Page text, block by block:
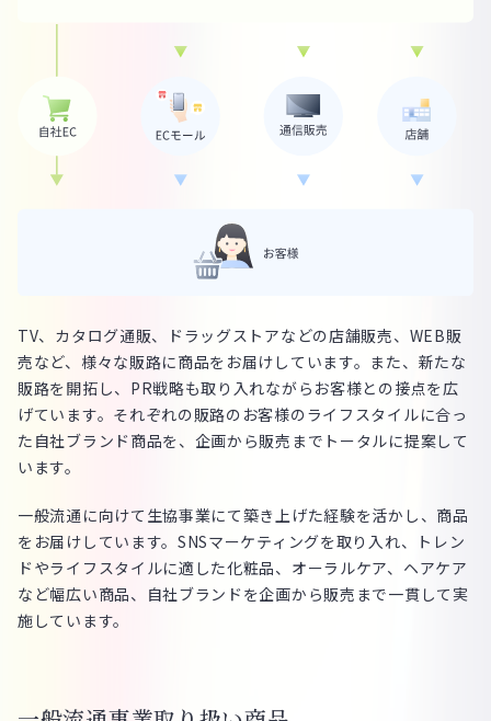
TV、カタログ通販、ドラッグストアなどの店舗販売、WEB販
売など、様々な販路に商品をお届けしています。また、新たな
販路を開拓し、PR戦略も取り入れながらお客様との接点を広
げています。それぞれの販路のお客様のライフスタイルに合っ
た自社ブランド商品を、企画から販売までトータルに提案して
います。
一般流通に向けて生協事業にて築き上げた経験を活かし、商品
をお届けしています。SNSマーケティングを取り入れ、トレン
ドやライフスタイルに適した化粧品、オーラルケア、ヘアケア
など幅広い商品、自社ブランドを企画から販売まで一貫して実
施しています。